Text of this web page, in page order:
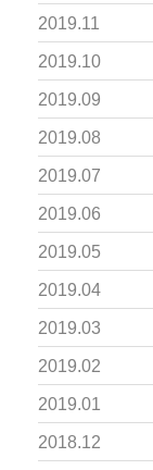
2019.11
2019.10
2019.09
2019.08
2019.07
2019.06
2019.05
2019.04
2019.03
2019.02
2019.01
2018.12